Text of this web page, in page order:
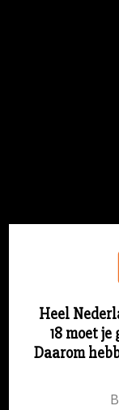
Heel
18 moet
Daarom
Sorry voor